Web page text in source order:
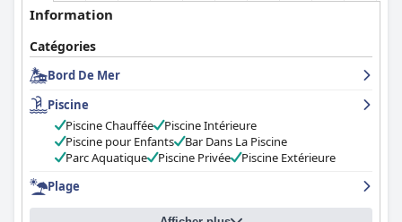
Information
Catégories
Bord De Mer
Piscine
Piscine Chauffée
Piscine Intérieure
Piscine pour Enfants
Bar Dans La Piscine
Parc Aquatique
Piscine Privée
Piscine Extérieure
Plage